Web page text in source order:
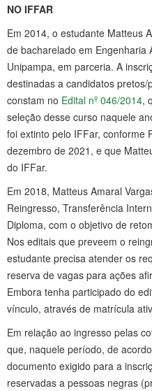
NO IFFAR
Em 2014, o estudante Matteus
de bacharelado em
Unipampa, em parceria. A
destinadas a candidatos
constam no Edital nº 046/2014,
seleção desse curso naquele
foi extinto pelo IFFar, conforme
dezembro de 2021, e que
do IFFar.
Em 2018, Matteus Amaral
Reingresso, Transferência
Diploma, com o objetivo de
Nos editais que preveem o
estudante precisa atender os
reserva de vagas para ações
Embora tenha participado do
vínculo, através de matrícula
Em relação ao ingresso pelas
que, naquele período, de
documento exigido para a
reservadas a pessoas negras